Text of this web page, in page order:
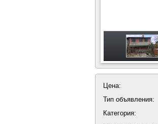
Цена:
Тип объявления:
Категория: